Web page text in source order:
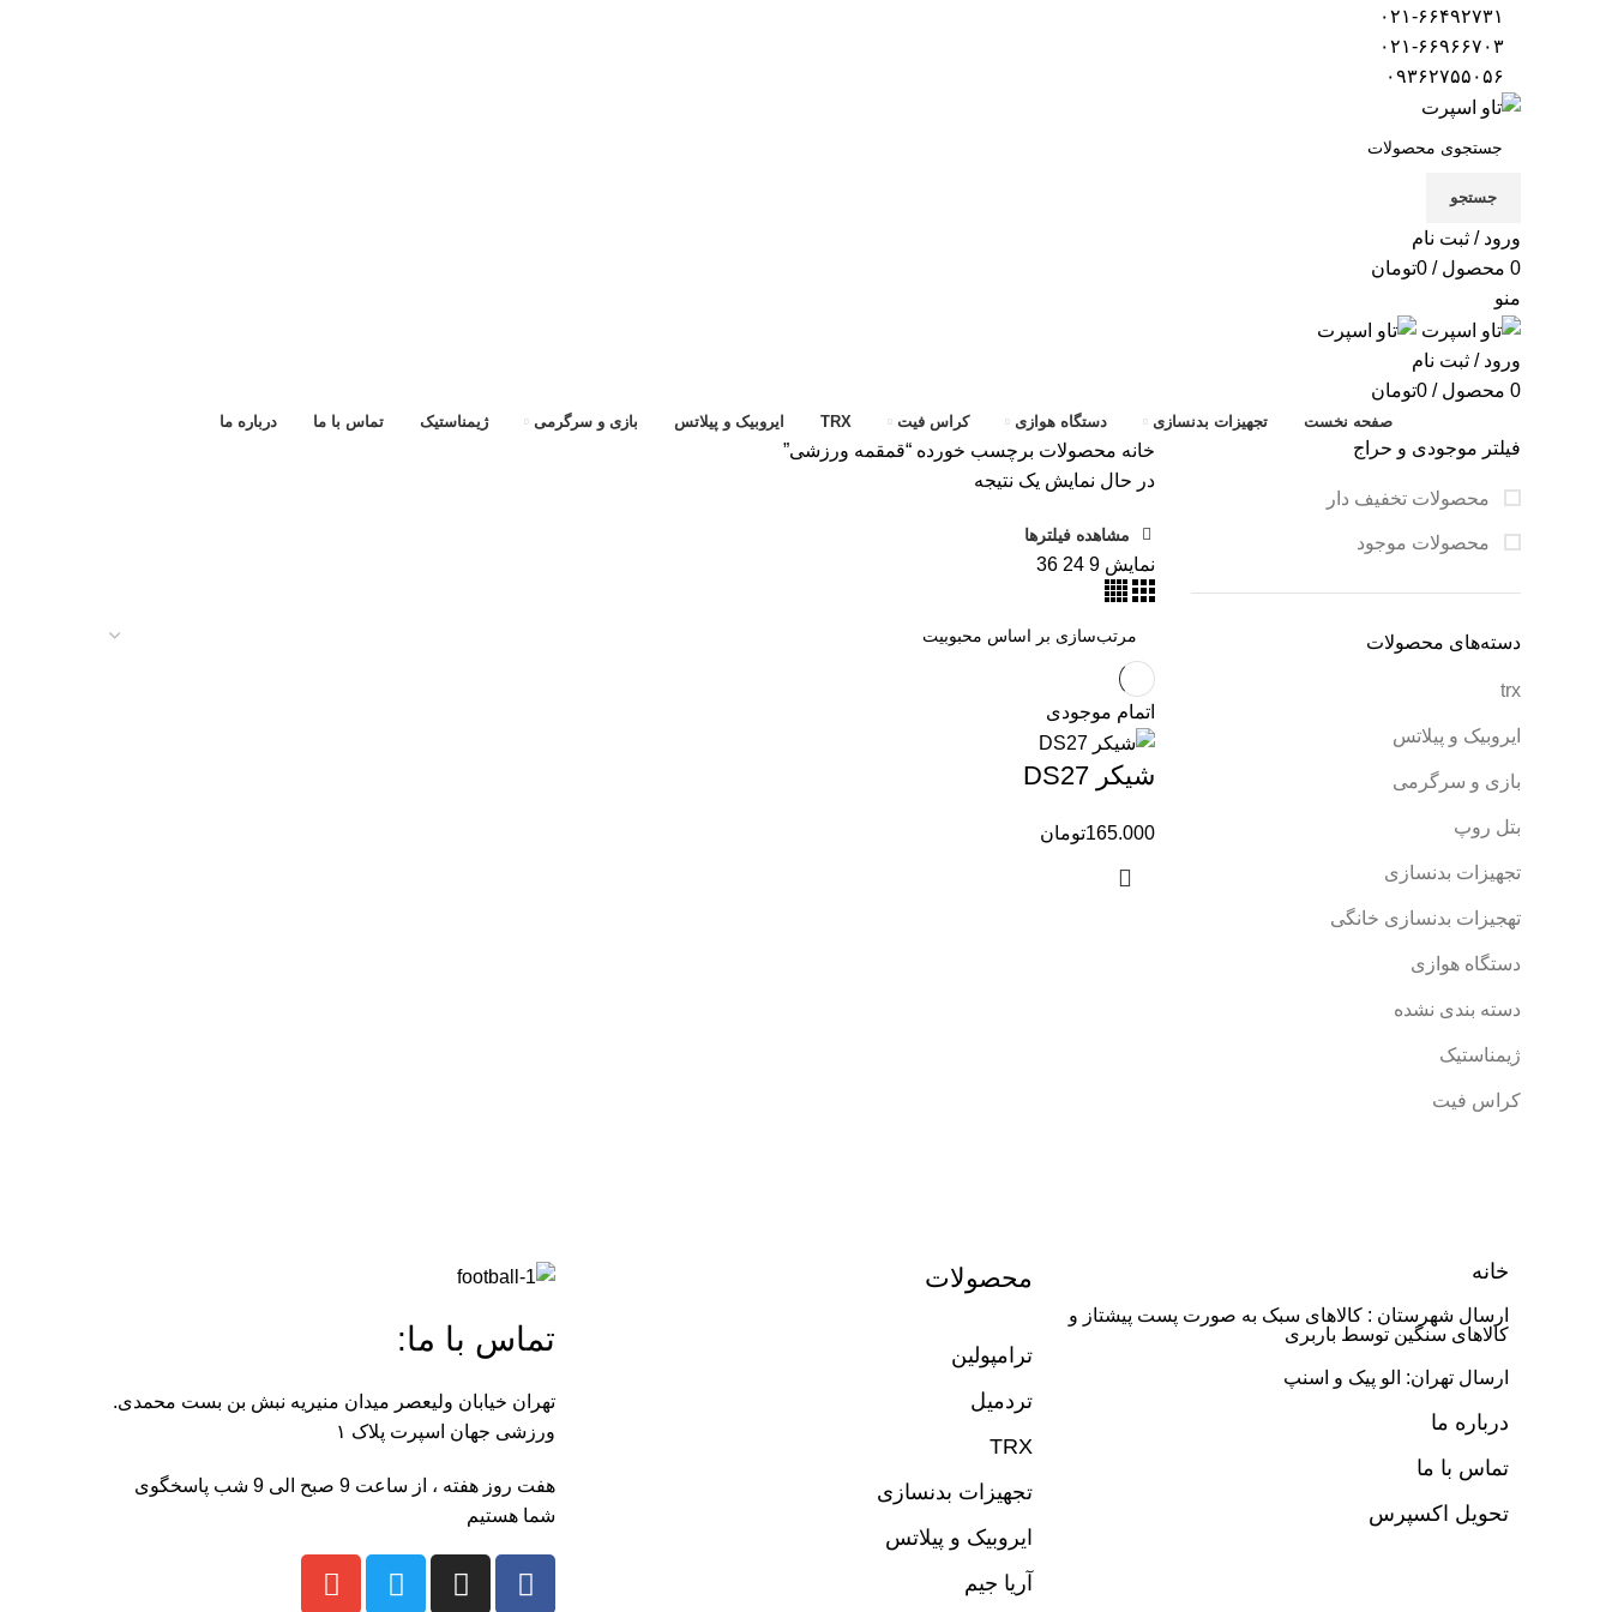
جستجو
ورود / ثبت نام
0 محصول / تومان0
منو
ورود / ثبت نام
0 محصول / تومان0
صفحه نخست تجهیزات بدنسازی دستگاه هوازی کراس فیت TRX ایروبیک و پیلاتس بازی و سرگرمی ژیمناستیک تماس با ما درباره ما
فیلتر موجودی و حراج
محصولات تخفیف دار
محصولات موجود
دسته‌های محصولات
trx
ایروبیک و پیلاتس
بازی و سرگرمی
بتل روپ
تجهیزات بدنسازی
تهجیزات بدنسازی خانگی
دستگاه هوازی
دسته بندی نشده
ژیمناستیک
کراس فیت
خانه محصولات برچسب خورده “قمقمه ورزشی”
در حال نمایش یک نتیجه
مشاهده فیلترها
نمایش9
24
36
اتمام موجودی
شیکر DS27
تومان165.000
خانه
ارسال شهرستان : کالاهای سبک به صورت پست پیشتاز و
کالاهای سنگین توسط باربری
ارسال تهران: الو پیک و اسنپ
درباره ما
تماس با ما
تحویل اکسپرس
محصولات
ترامپولین
تردمیل
TRX
تجهیزات بدنسازی
ایروبیک و پیلاتس
آریا جیم
تماس با ما:
تهران خیابان ولیعصر میدان منیریه نبش بن بست محمدی.
ورزشی جهان اسپرت پلاک ۱
هفت روز هفته ، از ساعت 9 صبح الی 9 شب پاسخگوی
شما هستیم